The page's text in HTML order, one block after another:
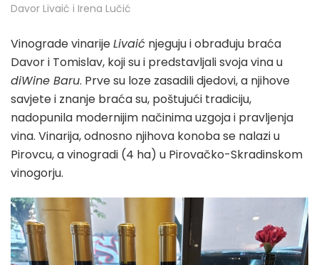
Davor Livaić i Irena Lučić
Vinograde vinarijeLivaić njeguju i obrađuju braća
Davor i Tomislav, koji su i predstavljali svoja vina u
diWine Baru. Prve su loze zasadili djedovi, a njihove
savjete i znanje braća su, poštujući tradiciju,
nadopunila modernijim načinima uzgoja i pravljenja
vina. Vinarija, odnosno njihova konoba se nalazi u
Pirovcu, a vinogradi (4 ha) u Pirovačko-Skradinskom
vinogorju.